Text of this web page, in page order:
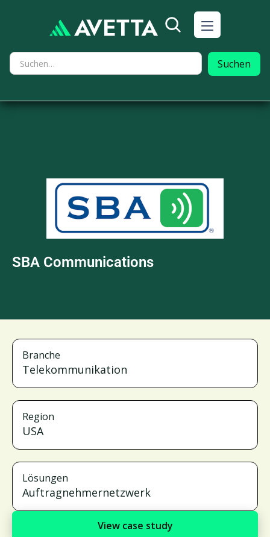
SBA Communications
Branche
Telekommunikation
Region
USA
Lösungen
Auftragnehmernetzwerk
View case study